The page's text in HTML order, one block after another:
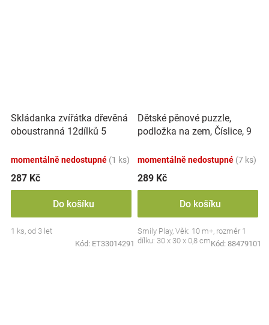
Skládanka zvířátka dřevěná
oboustranná 12dílků 5
17x12x1,5cm
momentálně nedostupné (1 ks)
287 Kč
Do košíku
1 ks, od 3 let
Kód: ET33014291
Dětské pěnové puzzle,
podložka na zem, Číslice, 9
momentálně nedostupné (7 ks)
289 Kč
Do košíku
Smily Play, Věk: 10 m+, rozměr 1
dílku: 30 x 30 x 0,8 cmKód: 88479101